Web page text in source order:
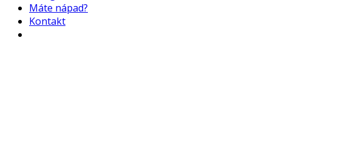
Máte nápad?
Kontakt